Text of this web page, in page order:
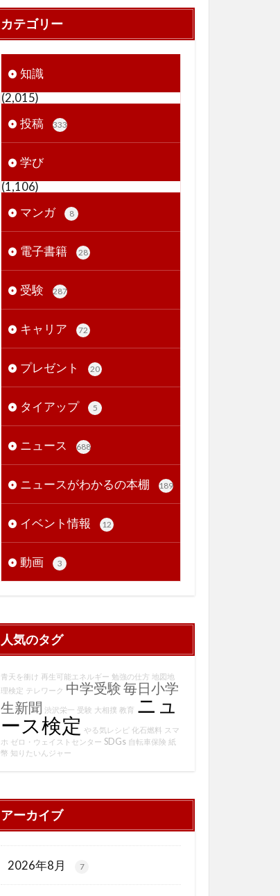
カテゴリー
知識
(2,015)
投稿
333
学び
(1,106)
マンガ
8
電子書籍 28
受験 287
キャリア 72
プレゼント 20
タイアップ 5
ニュース 688
ニュースがわかるの本棚 189
イベント情報 12
動画 3
人気のタグ
青天を衝け 再生可能エネルギー 勉強の仕方 地図地
理検定 テレワーク 中学受験毎日小学
生新聞 渋沢栄一 受験 大相撲 教育 ニュ
ース検定 やる気レシピ 化石燃料 スマ
ホ ゼロ・ウェイストセンター SDGs 自転車保険 紙
幣 知りたいんジャー
アーカイブ
2026年8月 7